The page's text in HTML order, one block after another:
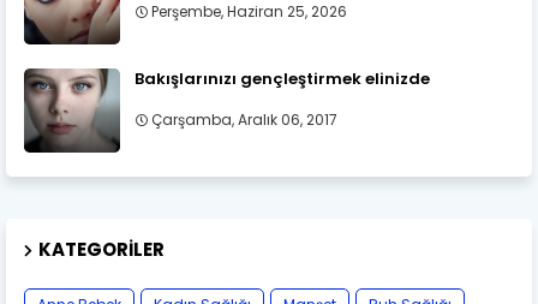
Perşembe, Haziran 25, 2026
Bakışlarınızı gençleştirmek elinizde
Çarşamba, Aralık 06, 2017
KATEGORILER